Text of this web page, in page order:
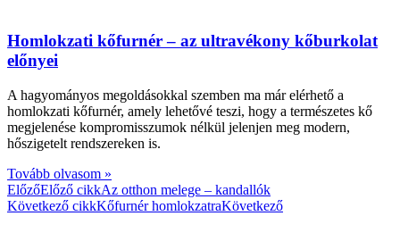
Homlokzati kőfurnér – az ultravékony kőburkolat
előnyei
A hagyományos megoldásokkal szemben ma már elérhető a
homlokzati kőfurnér, amely lehetővé teszi, hogy a természetes kő
megjelenése kompromisszumok nélkül jelenjen meg modern,
hőszigetelt rendszereken is.
Tovább olvasom »
ElőzőElőző cikkAz otthon melege – kandallók
Következő cikkKőfurnér homlokzatraKövetkező